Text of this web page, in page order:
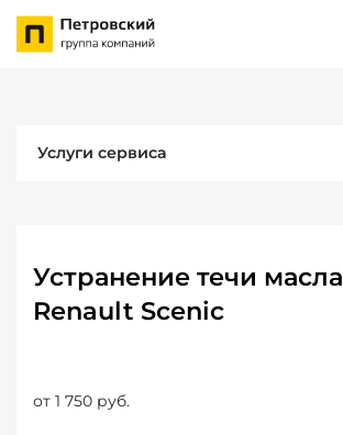
Услуги сервиса
Устранение течи
Renault Scenic
от 1 750 руб.